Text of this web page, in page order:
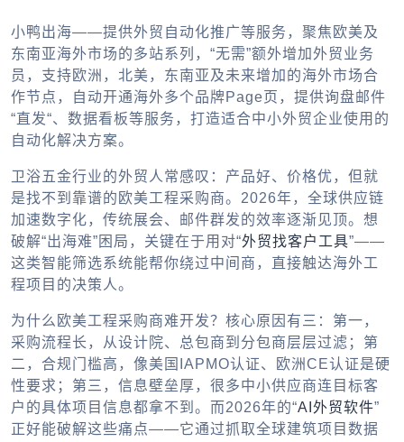
小鸭出海——提供外贸自动化推广等服务，聚焦欧美及
东南亚海外市场的多站系列，“无需”额外增加外贸业务
员，支持欧洲，北美，东南亚及未来增加的海外市场合
作节点，自动开通海外多个品牌Page页，提供询盘邮件
“直发“、数据看板等服务，打造适合中小外贸企业使用的
自动化解决方案。
卫浴五金行业的外贸人常感叹：产品好、价格优，但就
是找不到靠谱的欧美工程采购商。2026年，全球供应链
加速数字化，传统展会、邮件群发的效率逐渐见顶。想
破解“出海难”困局，关键在于用对“外贸找客户工具”——
这类智能筛选系统能帮你绕过中间商，直接触达海外工
程项目的决策人。
为什么欧美工程采购商难开发？核心原因有三：第一，
采购流程长，从设计院、总包商到分包商层层过滤；第
二，合规门槛高，像美国IAPMO认证、欧洲CE认证是硬
性要求；第三，信息壁垒厚，很多中小供应商连目标客
户的具体项目信息都拿不到。而2026年的“AI外贸软件”
正好能破解这些痛点——它通过抓取全球建筑项目数据